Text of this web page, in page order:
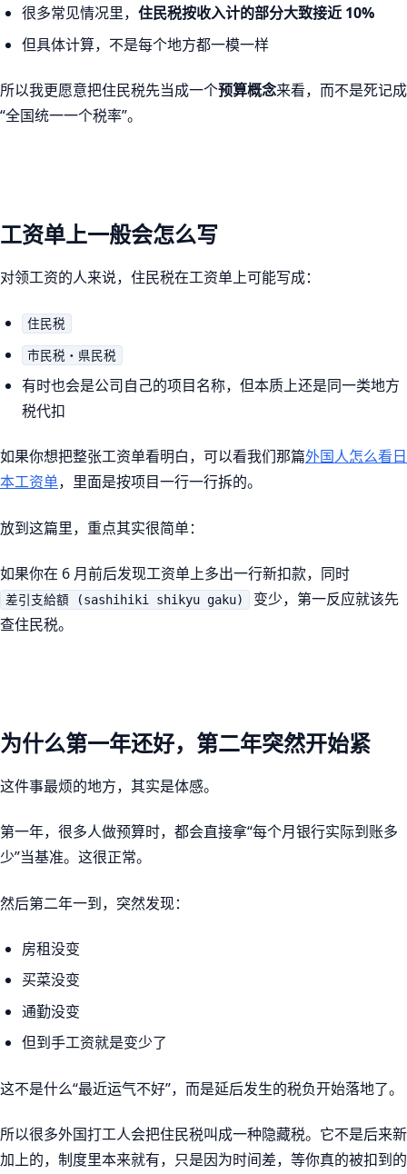
很多常见情况里， 住民税按收入计的部分大致接近 10%
但具体计算，不是每个地方都一模一样
所以我更愿意把住民税先当成一个预算概念来看，而不是死记成
“全国统一一个税率”。
工资单上一般会怎么写
对领工资的人来说，住民税在工资单上可能写成：
住民税
市民税・県民税
有时也会是公司自己的项目名称，但本质上还是同一类地方
税代扣
如果你想把整张工资单看明白，可以看我们那篇外国人怎么看日
本工资单，里面是按项目一行一行拆的。
放到这篇里，重点其实很简单：
如果你在 6 月前后发现工资单上多出一行新扣款，同时
差引支給額 (sashihiki shikyu gaku)
变少，第一反应就该先
查住民税。
为什么第一年还好，第二年突然开始紧
这件事最烦的地方，其实是体感。
第一年，很多人做预算时，都会直接拿“每个月银行实际到账多
少”当基准。这很正常。
然后第二年一到，突然发现：
房租没变
买菜没变
通勤没变
但到手工资就是变少了
这不是什么“最近运气不好”，而是延后发生的税负开始落地了。
所以很多外国打工人会把住民税叫成一种隐藏税。它不是后来新
加上的，制度里本来就有，只是因为时间差，等你真的被扣到的